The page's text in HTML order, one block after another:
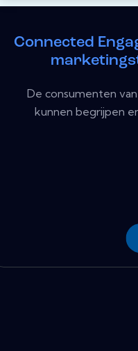
Connected
De consumenten
kunnen begrijpen